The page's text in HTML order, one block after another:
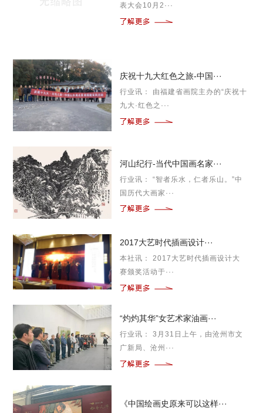
表大会10月2···
庆祝十九大红色之旅-中国···
行业讯： 由福建省画院主办的“庆祝十
九大·红色之···
河山纪行-当代中国画名家···
行业讯： “智者乐水，仁者乐山。”中
国历代大画家···
2017大艺时代插画设计···
本社讯： 2017大艺时代插画设计大
赛颁奖活动于···
“灼灼其华”女艺术家油画···
行业讯： 3月31日上午，由沧州市文
广新局、沧州···
《中国绘画史原来可以这样···